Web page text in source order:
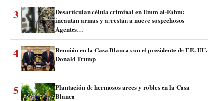
3
Desarticulan célula criminal en Umm al-Fahm:
incautan armas y arrestan a nueve sospechosos
Agentes…
4
Reunión en la Casa Blanca con el presidente de EE. UU.
Donald Trump
5
Plantación de hermosos arces y robles en la Casa
Blanca